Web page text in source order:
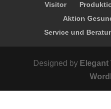
Visitor
Aktion
Service und
Designed by Elegant